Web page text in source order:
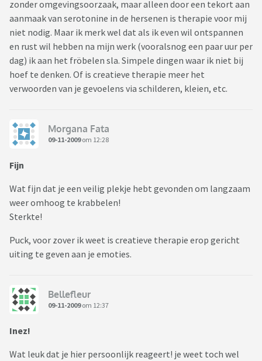
zonder omgevingsoorzaak, maar alleen door een tekort aan
aanmaak van serotonine in de hersenen is therapie voor mij
niet nodig. Maar ik merk wel dat als ik even wil ontspannen
en rust wil hebben na mijn werk (vooralsnog een paar uur per
dag) ik aan het fröbelen sla. Simpele dingen waar ik niet bij
hoef te denken. Of is creatieve therapie meer het
verwoorden van je gevoelens via schilderen, kleien, etc.
Morgana Fata
09-11-2009om 12:28
Fijn
Wat fijn dat je een veilig plekje hebt gevonden om langzaam
weer omhoog te krabbelen!
Sterkte!
Puck, voor zover ik weet is creatieve therapie erop gericht
uiting te geven aan je emoties.
Bellefleur
09-11-2009om 12:37
Inez!
Wat leuk dat je hier persoonlijk reageert! je weet toch wel